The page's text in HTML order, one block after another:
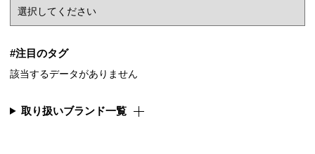
#注目のタグ
該当するデータがありません
取り扱いブランド一覧